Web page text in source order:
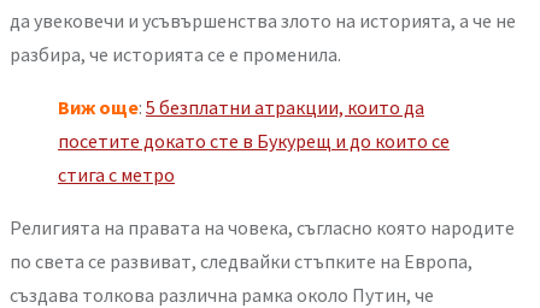
да увековечи и усъвършенства злото на историята, а че не
разбира, че историята се е променила.
Виж още: 5 безплатни атракции, които да
посетите докато сте в Букурещ и до които се
стига с метро
Религията на правата на човека, съгласно която народите
по света се развиват, следвайки стъпките на Европа,
създава толкова различна рамка около Путин, че